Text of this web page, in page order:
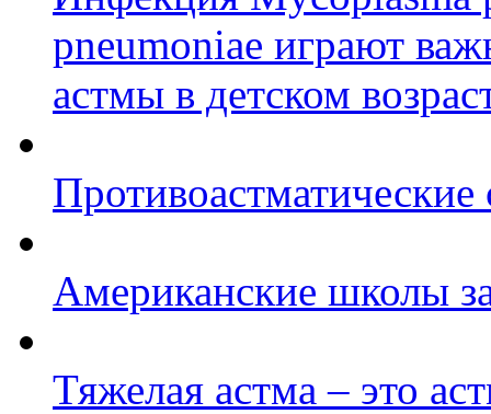
pneumoniae играют
астмы в детском
Американские школы
Тяжелая астма – это